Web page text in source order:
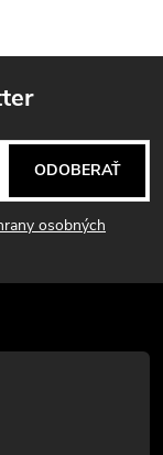
osobných
ODOBERAŤ